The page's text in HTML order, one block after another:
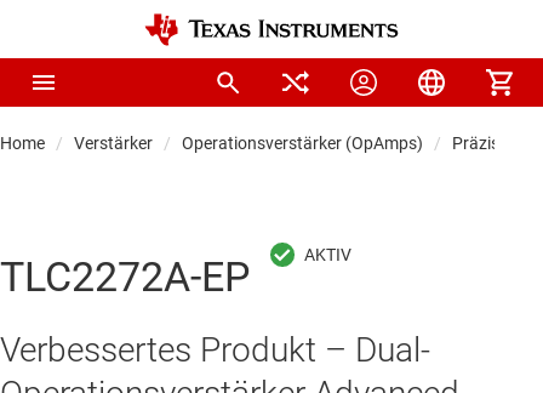
Home Verstärker Operationsverstärker (OpAmps)
TLC2272A-EP
Verbessertes Produkt – Dual-